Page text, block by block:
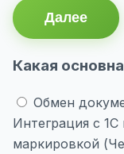
Далее
Какая
Обмен
Интеграция с 1С
маркировкой